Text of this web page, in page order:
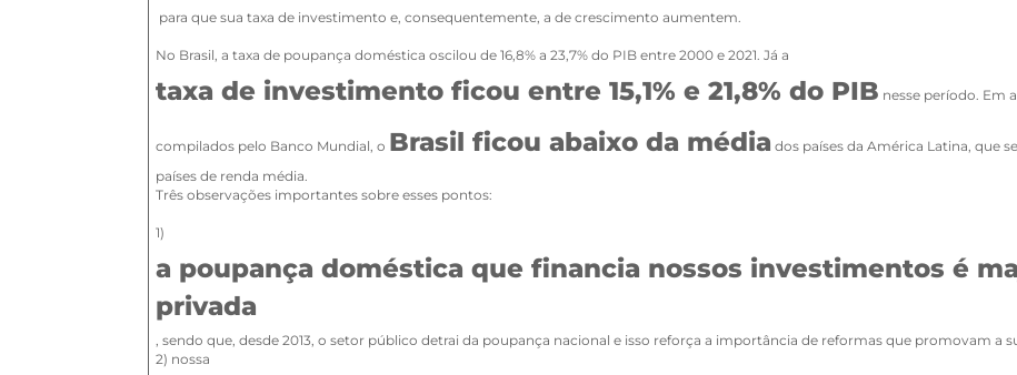
para que sua taxa de investimento e, consequentemente, a de crescimento aumentem.
No Brasil, a taxa de poupança doméstica oscilou de 16,8% a 23,7% do PIB entre 2000 e 2021. Já a
taxa de investimento ficou entre 15,1% e 21,8% do PIB nesse período. Em
compilados pelo Banco Mundial, o Brasil ficou abaixo da média dos países da América Latina, que
países de renda média.
Três observações importantes sobre esses pontos:
1)
a poupança doméstica que financia nossos investimentos é
privada
, sendo que, desde 2013, o setor público detrai da poupança nacional e isso reforça a importância de reformas que promovam a
2) nossa